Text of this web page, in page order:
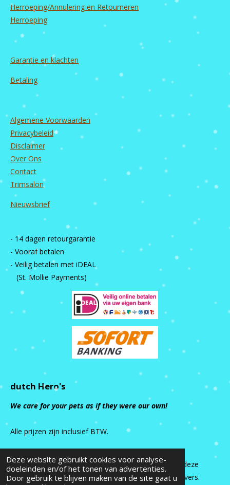
Deze website gebruikt cookies voor analyse-
doeleinden en/of het tonen van advertenties.
Door gebruik te blijven maken van de site gaat u
Herroeping/Annulering en Retourneren
Herroeping
Garantie en klachten
Betaling
Algemene Voorwaarden
Privacybeleid
Disclaimer
Over Ons
Contact
Trimsalon
Nieuwsbrief
- 14 dagen retourgarantie
- Vooraf betalen
- Veilig betalen met iDEAL
(St. Mollie Payments)
dutch Hero's
We care for your pets as if they were our own!
Alle prijzen zijn inclusief BTW.
Alle rechten van intellectuele eigendom betreffende deze
site liggen bij dutch Hero’s en haar relaties/licentiegevers.